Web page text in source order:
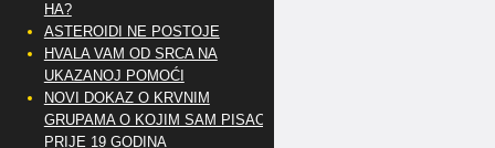
HA?
ASTEROIDI NE POSTOJE
HVALA VAM OD SRCA NA
UKAZANOJ POMOĆI
NOVI DOKAZ O KRVNIM
GRUPAMA O KOJIM SAM PISAO
PRIJE 19 GODINA